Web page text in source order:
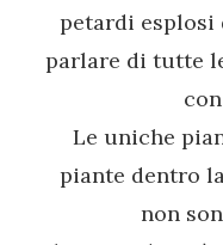
petardi esplosi
parlare di tutte
Le uniche
piante dentro
non